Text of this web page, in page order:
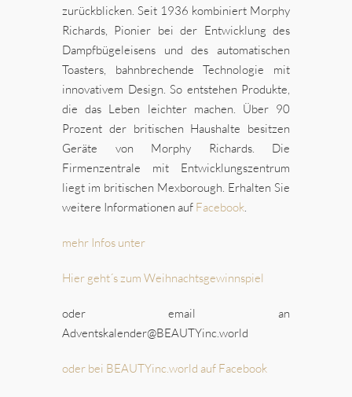
zurückblicken. Seit 1936 kombiniert Morphy
Richards, Pionier bei der Entwicklung des
Dampfbügeleisens und des automatischen
Toasters, bahnbrechende Technologie mit
innovativem Design. So entstehen Produkte,
die das Leben leichter machen. Über 90
Prozent der britischen Haushalte besitzen
Geräte von Morphy Richards. Die
Firmenzentrale mit Entwicklungszentrum
liegt im britischen Mexborough. Erhalten Sie
weitere Informationen auf Facebook.
mehr Infos unter
Hier geht´s zum Weihnachtsgewinnspiel
oder email an
Adventskalender@BEAUTYinc.world
oder bei BEAUTYinc.world auf Facebook